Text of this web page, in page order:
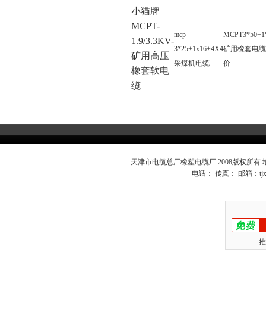
小猫牌
MCPT-
1.9/3.3KV-
矿用高压
橡套软电
缆
mcp
3*25+1x16+4X4
采煤机电缆
矿用橡套电
价
天津市电缆总厂橡塑电缆厂 2008版权所
电话： 传真： 邮箱：